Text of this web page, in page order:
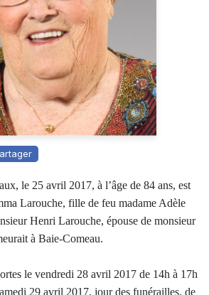
le 25 avril 2017, à l’âge de 84 ans, est
Larouche, fille de feu madame Adèle
Henri Larouche, épouse de monsieur
à Baie-Comeau.
le vendredi 28 avril 2017 de 14h à 17h
29 avril 2017, jour des funérailles, de